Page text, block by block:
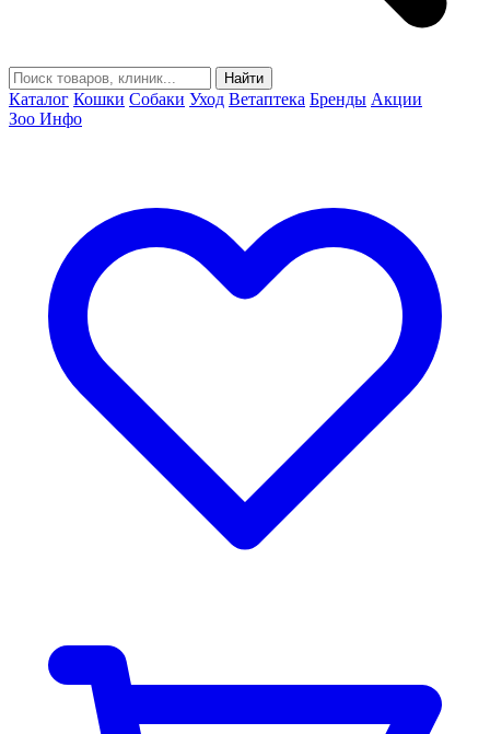
Найти
Каталог Кошки Собаки Уход Ветаптека Бренды Акции
Зоо Инфо